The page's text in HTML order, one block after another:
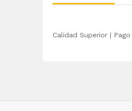
Calidad Superior |